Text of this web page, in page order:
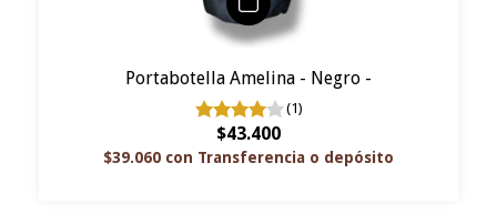
Portabotella Amelina - Negro -
(1)
$43.400
$39.060 con Transferencia o depósito